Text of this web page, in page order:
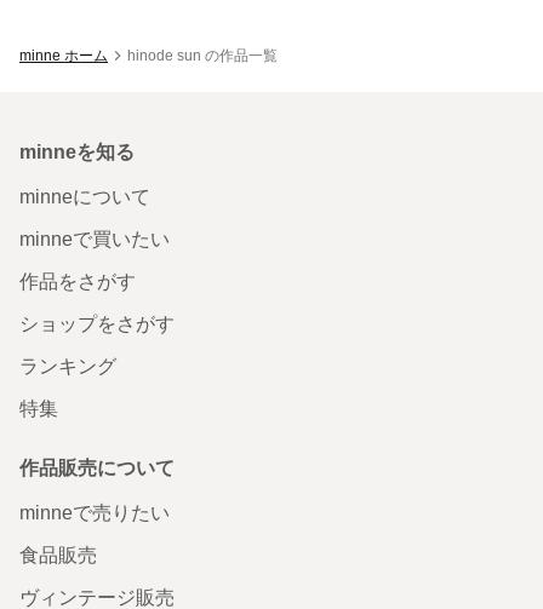
minne ホーム hinode sun の作品一覧
minneを知る
minneについて
minneで買いたい
作品をさがす
ショップをさがす
ランキング
特集
作品販売について
minneで売りたい
食品販売
ヴィンテージ販売